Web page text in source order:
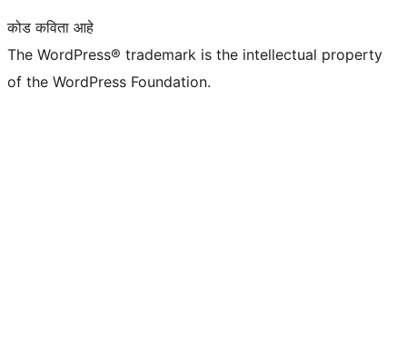
कोड कविता आहे
The WordPress® trademark is the intellectual property
of the WordPress Foundation.